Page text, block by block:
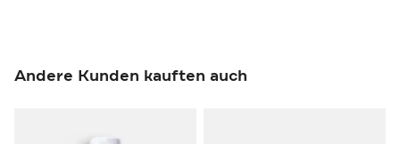
Andere Kunden kauften auch